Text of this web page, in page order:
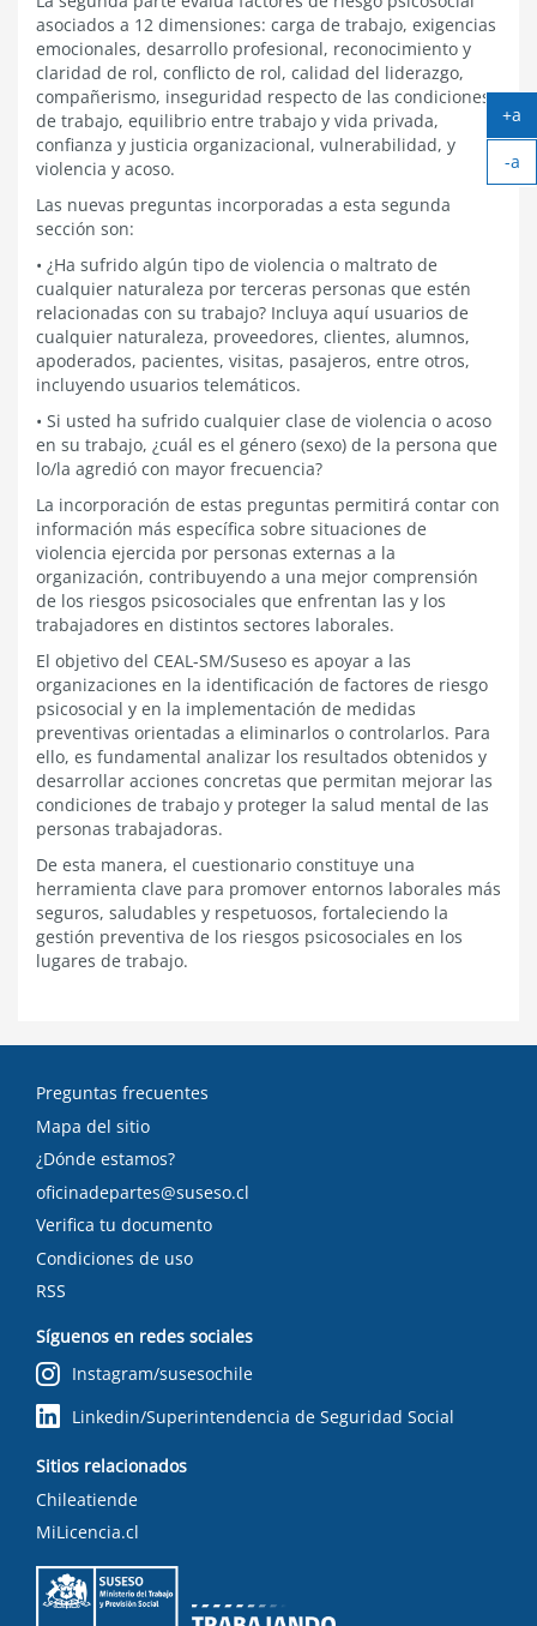
asociados a 12 dimensiones: carga de trabajo, exigencias
emocionales, desarrollo profesional, reconocimiento y
claridad de rol, conflicto de rol, calidad del liderazgo,
compañerismo, inseguridad respecto de las condiciones
de trabajo, equilibrio entre trabajo y vida privada,
confianza y justicia organizacional, vulnerabilidad, y
violencia y acoso.
Las nuevas preguntas incorporadas a esta segunda
sección son:
• ¿Ha sufrido algún tipo de violencia o maltrato de
cualquier naturaleza por terceras personas que estén
relacionadas con su trabajo? Incluya aquí usuarios de
cualquier naturaleza, proveedores, clientes, alumnos,
apoderados, pacientes, visitas, pasajeros, entre otros,
incluyendo usuarios telemáticos.
• Si usted ha sufrido cualquier clase de violencia o acoso
en su trabajo, ¿cuál es el género (sexo) de la persona que
lo/la agredió con mayor frecuencia?
La incorporación de estas preguntas permitirá contar con
información más específica sobre situaciones de
violencia ejercida por personas externas a la
organización, contribuyendo a una mejor comprensión
de los riesgos psicosociales que enfrentan las y los
trabajadores en distintos sectores laborales.
El objetivo del CEAL-SM/Suseso es apoyar a las
organizaciones en la identificación de factores de riesgo
psicosocial y en la implementación de medidas
preventivas orientadas a eliminarlos o controlarlos. Para
ello, es fundamental analizar los resultados obtenidos y
desarrollar acciones concretas que permitan mejorar las
condiciones de trabajo y proteger la salud mental de las
personas trabajadoras.
De esta manera, el cuestionario constituye una
herramienta clave para promover entornos laborales más
seguros, saludables y respetuosos, fortaleciendo la
gestión preventiva de los riesgos psicosociales en los
lugares de trabajo.
Preguntas frecuentes
Mapa del sitio
¿Dónde estamos?
oficinadepartes@suseso.cl
Verifica tu documento
Condiciones de uso
RSS
Síguenos en redes sociales
Instagram/susesochile
Linkedin/Superintendencia de Seguridad Social
Sitios relacionados
Chileatiende
MiLicencia.cl
+a
-a